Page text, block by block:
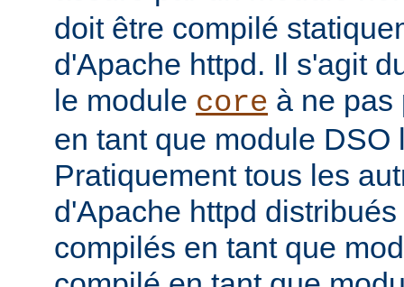
doit être compilé
d'Apache httpd. Il s'agit
le module core à ne pas
en tant que module DSO
Pratiquement tous les
d'Apache httpd
compilés en tant que